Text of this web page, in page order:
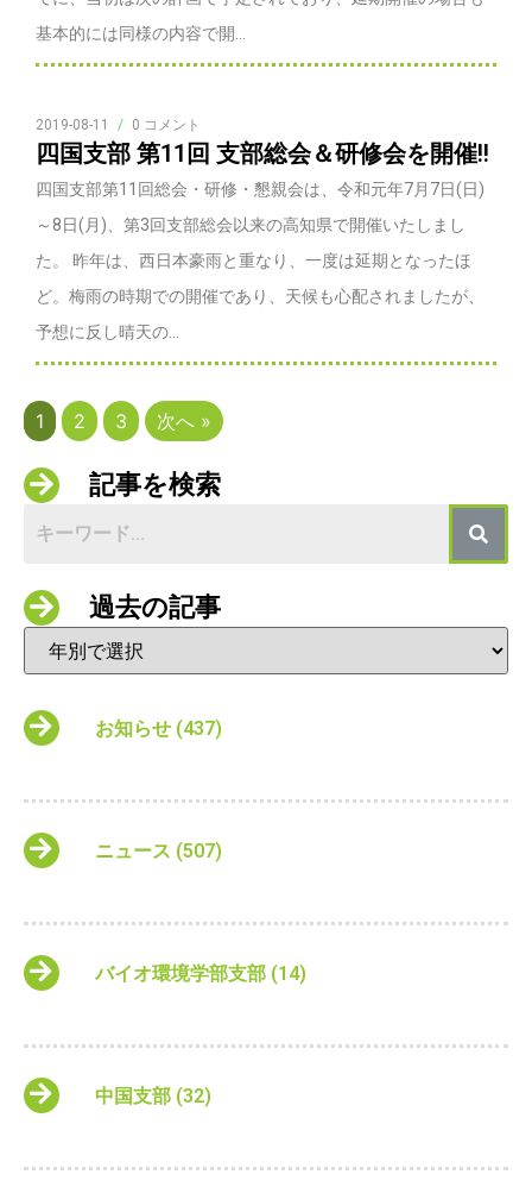
基本的には同様の内容で開...
2019-08-11 / 0 コメント
四国支部 第11回 支部総会＆研修会を開催!!
四国支部第11回総会・研修・懇親会は、令和元年7月7日(日)
～8日(月)、第3回支部総会以来の高知県で開催いたしまし
た。 昨年は、西日本豪雨と重なり、一度は延期となったほ
ど。梅雨の時期での開催であり、天候も心配されましたが、
予想に反し晴天の...
1 2 3 次へ »
記事を検索
過去の記事
お知らせ (437)
ニュース (507)
バイオ環境学部支部 (14)
中国支部 (32)